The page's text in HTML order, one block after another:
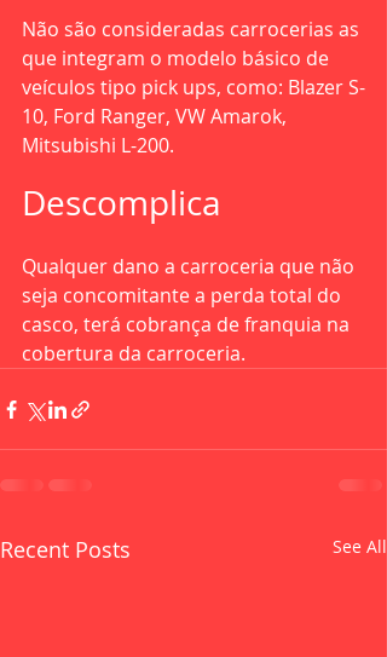
Não são consideradas carrocerias as
que integram o modelo básico de
veículos tipo pick ups, como: Blazer S-
10, Ford Ranger, VW Amarok,
Mitsubishi L-200.
Descomplica
Qualquer dano a carroceria que não
seja concomitante a perda total do
casco, terá cobrança de franquia na
cobertura da carroceria.
Recent Posts See All